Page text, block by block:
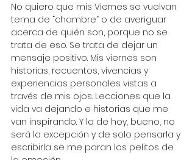
No quiero que mis Viernes se vuelvan
tema de “chambre” o de averiguar
acerca de quién son, porque no se
trata de eso. Se trata de dejar un
mensaje positivo. Mis viernes son
historias, recuentos, vivencias y
experiencias personales vistas a
través de mis ojos. Lecciones que la
vida va dejando e historias que me
van inspirando. Y la de hoy, bueno, no
será la excepción y de solo pensarla y
escribirla se me paran los pelitos de